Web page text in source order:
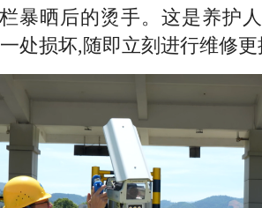
暴晒后的烫手。这是养护
处损坏,随即立刻进行维修